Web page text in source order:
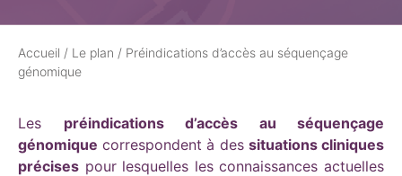
Accueil / Le plan / Préindications d’accès au séquençage
génomique
Les préindications d’accès au séquençage
génomique correspondent à des situations cliniques
précises pour lesquelles les connaissances actuelles